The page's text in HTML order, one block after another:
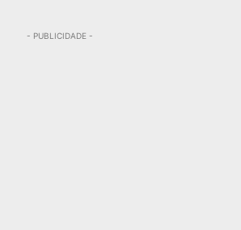
- PUBLICIDADE -